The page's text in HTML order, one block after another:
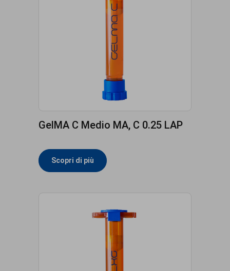
GelMA C Medio MA, C 0.25 LAP
Scopri di più